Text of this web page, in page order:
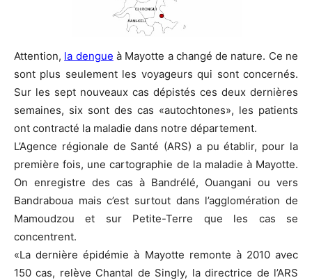
Attention, la dengue à Mayotte a changé de nature. Ce ne
sont plus seulement les voyageurs qui sont concernés.
Sur les sept nouveaux cas dépistés ces deux dernières
semaines, six sont des cas «autochtones», les patients
ont contracté la maladie dans notre département.
L’Agence régionale de Santé (ARS) a pu établir, pour la
première fois, une cartographie de la maladie à Mayotte.
On enregistre des cas à Bandrélé, Ouangani ou vers
Bandraboua mais c’est surtout dans l’agglomération de
Mamoudzou et sur Petite-Terre que les cas se
concentrent.
«La dernière épidémie à Mayotte remonte à 2010 avec
150 cas, relève Chantal de Singly, la directrice de l’ARS